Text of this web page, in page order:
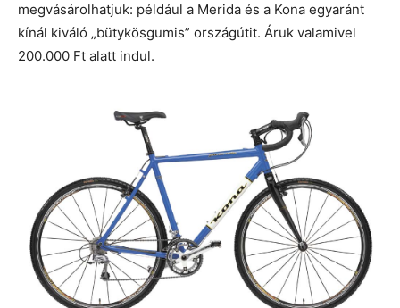
megvásárolhatjuk: például a Merida és a Kona egyaránt
kínál kiváló „bütykösgumis” országútit. Áruk valamivel
200.000 Ft alatt indul.